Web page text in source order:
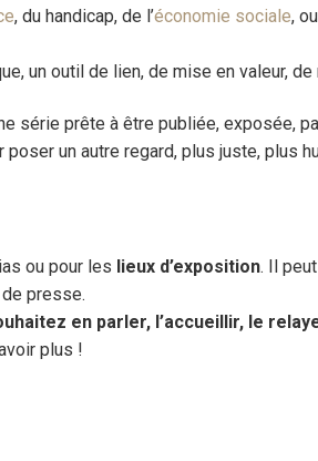
, du handicap, de l’économie sociale,
un outil de lien, de mise en valeur, de
série prête à être publiée, exposée,
un autre regard, plus juste, plus
ou pour les lieux d’exposition. Il
presse.
en parler, l’accueillir, le
plus !